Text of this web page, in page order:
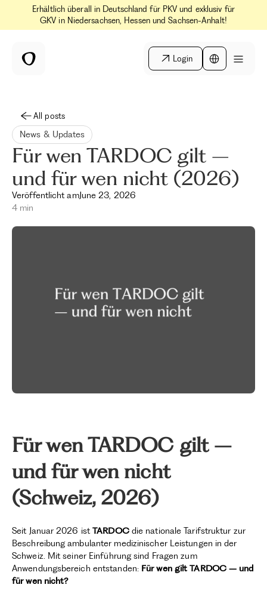
Erhältlich überall in Deutschland für PKV und exklusiv für
GKV in Niedersachsen, Hessen und Sachsen-Anhalt!
Login
All posts
News & Updates
Für wen TARDOC gilt –
und für wen nicht (2026)
Veröffentlicht amJune 23, 2026
4 min
Für wen TARDOC gilt –
und für wen nicht
(Schweiz, 2026)
Seit Januar 2026 istTARDOCdie nationale Tarifstruktur zur
Beschreibung ambulanter medizinischer Leistungen in der
Schweiz. Mit seiner Einführung sind Fragen zum
Anwendungsbereich entstanden: Für wen gilt TARDOC – und
für wen nicht?